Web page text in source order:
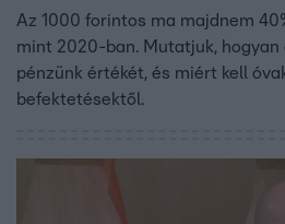
Az 1000 forintos ma majdnem
mint 2020-ban. Mutatjuk, hogyan
pénzünk értékét, és miért kell
befektetésektől.